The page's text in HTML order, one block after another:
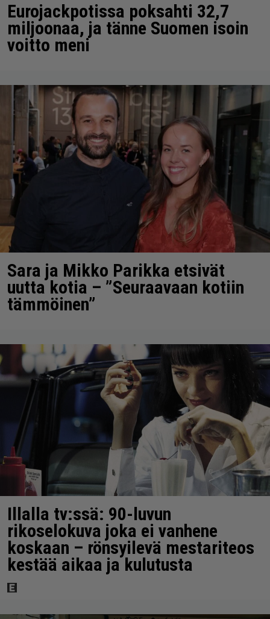
Eurojackpotissa poksahti 32,7
miljoonaa, ja tänne Suomen isoin
voitto meni
Sara ja Mikko Parikka etsivät
uutta kotia – ”Seuraavaan kotiin
tämmöinen”
Illalla tv:ssä: 90-luvun
rikoselokuva joka ei vanhene
koskaan – rönsyilevä mestariteos
kestää aikaa ja kulutusta